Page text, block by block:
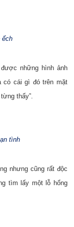
ếch
những hình ảnh
có cái gì đó trên mặt
thấy”.
tình
nhưng cũng rất độc
tìm lấy một lỗ hổng